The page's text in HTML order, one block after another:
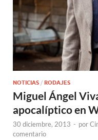
NOTICIAS / RODAJES
Miguel Ángel
apocalíptico en
30 diciembre, 2013 - por
comentario